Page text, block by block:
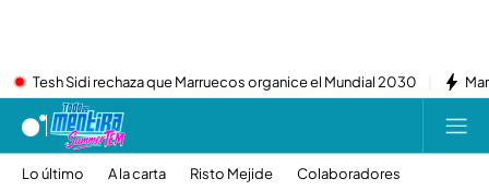
Tesh Sidi rechaza que Marruecos organice el Mundial 2030
Lo último A la carta Risto Mejide Colaboradores